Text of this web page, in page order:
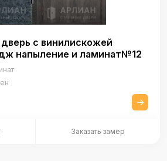
с винилискожей
напыление и ламинат№12
Заказать замер